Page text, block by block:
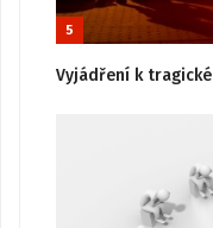
5
Vyjádření k